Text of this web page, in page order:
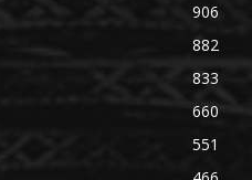
906
882
833
660
551